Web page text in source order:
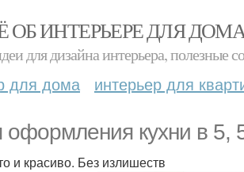
ОБ ИНТЕРЬЕРЕ ДЛЯ
для дизайна интерьера, полезные
для дома интерьер для
оформления кухни в 5,
и красиво. Без излишеств